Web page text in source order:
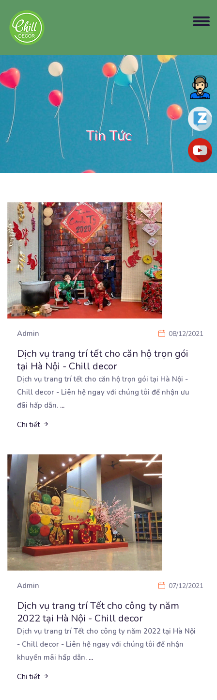
Tin Tức
Admin 08/12/2021
Dịch vụ trang trí tết cho căn hộ trọn gói
tại Hà Nội - Chill decor
Dịch vụ trang trí tết cho căn hộ trọn gói tại Hà Nội -
Chill decor - Liên hệ ngay với chúng tôi để nhận ưu
đãi hấp dẫn. ...
Chi tiết
Admin 07/12/2021
Dịch vụ trang trí Tết cho công ty năm
2022 tại Hà Nội - Chill decor
Dịch vụ trang trí Tết cho công ty năm 2022 tại Hà Nội
- Chill decor - Liên hệ ngay với chúng tôi để nhận
khuyến mãi hấp dẫn. ...
Chi tiết